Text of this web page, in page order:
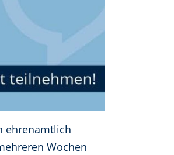
ehrenamtlich
Wochen